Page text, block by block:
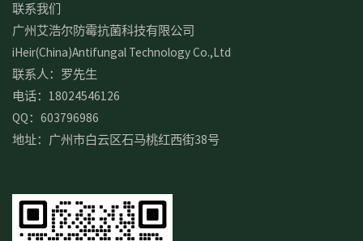
联系我们
广州艾浩尔防霉抗菌科技有限公司
iHeir(China)Antifungal Technology Co.,Ltd
联系人：罗先生
电话：18024546126
QQ：603796986
地址：广州市白云区石马桃红西街38号